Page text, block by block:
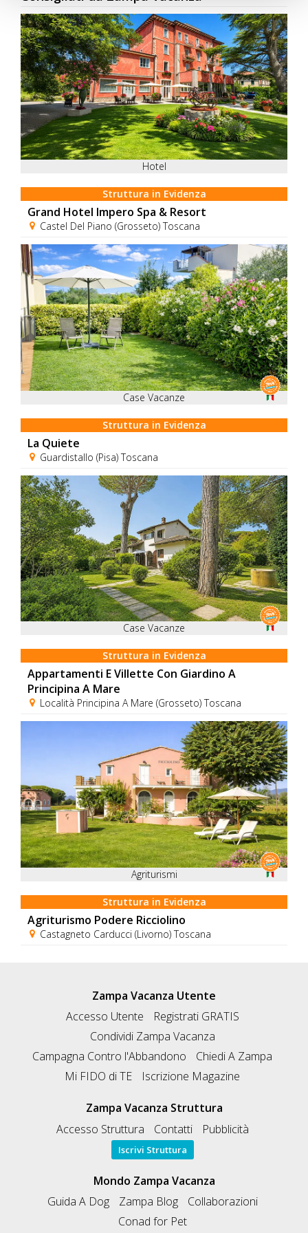
Hotel
Struttura in Evidenza
Grand Hotel Impero Spa & Resort
Castel Del Piano (Grosseto) Toscana
Case Vacanze
Struttura in Evidenza
La Quiete
Guardistallo (Pisa) Toscana
Case Vacanze
Struttura in Evidenza
Appartamenti E Villette Con Giardino A
Principina A Mare
Località Principina A Mare (Grosseto) Toscana
Agriturismi
Struttura in Evidenza
Agriturismo Podere Ricciolino
Castagneto Carducci (Livorno) Toscana
Zampa Vacanza Utente
Accesso Utente
Registrati GRATIS
Condividi Zampa Vacanza
Campagna Contro l'Abbandono
Chiedi A Zampa
Mi FIDO di TE
Iscrizione Magazine
Zampa Vacanza Struttura
Accesso Struttura
Contatti Pubblicità
Iscrivi Struttura
Mondo Zampa Vacanza
Guida A Dog
Zampa Blog
Collaborazioni
Conad for Pet